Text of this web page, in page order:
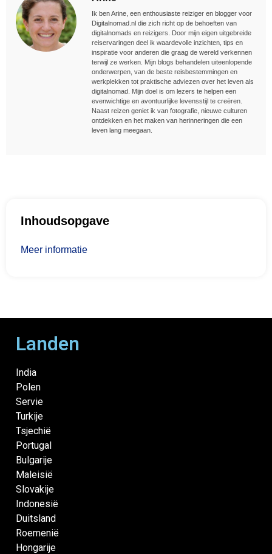
Ik ben Arine, een enthousiaste reiziger en blogger voor
Digitalnomad.nl die zich richt op de behoeften van
digitalnomads en reizigers. Door mijn eigen uitgebreide
reiservaringen deel ik waardevolle inzichten, tips en
inspiratie voor anderen die graag de wereld verkennen
terwijl ze werken. Mijn blogs behandelen uiteenlopende
onderwerpen, van de beste reisbestemmingen en
werkplekken tot praktische adviezen over het leven als
digitalnomad. Mijn doel is om lezers te helpen een
evenwichtige en avontuurlijke levensstijl te creëren.
Naast reizen geniet ik van fotografie, nieuwe culturen
ontdekken en het maken van herinneringen die een
leven lang meegaan.
Inhoudsopgave
Meer informatie
Landen
India
Polen
Servie
Turkije
Tsjechië
Portugal
Bulgarije
Maleisië
Slovakije
Indonesië
Duitsland
Roemenië
Hongarije